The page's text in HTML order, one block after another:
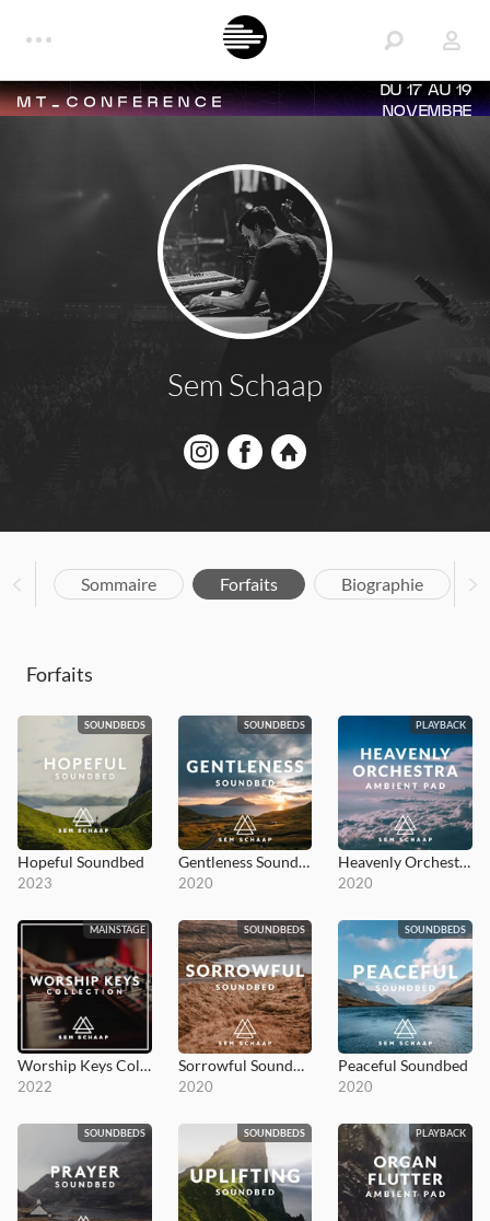
DU 17 AU 19
NOVEMBRE
Sem Schaap
Sommaire Forfaits Biographie
Forfaits
SOUNDBEDS
Hopeful Soundbed
2023
SOUNDBEDS
Gentleness Soundbed
2020
PLAYBACK
Heavenly Orchestra Ambient Pad
2020
MAINSTAGE
Worship Keys Collection
2022
SOUNDBEDS
Sorrowful Soundbed
2020
SOUNDBEDS
Peaceful Soundbed
2020
SOUNDBEDS SOUNDBEDS PLAYBACK